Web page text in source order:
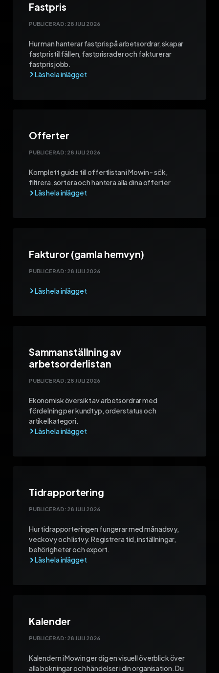
Fastpris
PUBLICERAD: 28 JULI 2026
Hur man hanterar fastpris på arbetsordrar, skapar
fastpristillfällen, fastprisrader och fakturerar
fastprisjobb.
Offerter
PUBLICERAD: 28 JULI 2026
Komplett guide till offertlistan i Mowin - sök,
filtrera, sortera och hantera alla dina offerter
Fakturor (gamla hemvyn)
PUBLICERAD: 28 JULI 2026
Sammanställning av
arbetsorderlistan
PUBLICERAD: 28 JULI 2026
Ekonomisk översikt av arbetsordrar med
fördelning per kundtyp, orderstatus och
artikelkategori.
Tidrapportering
PUBLICERAD: 28 JULI 2026
Hur tidrapporteringen fungerar med månadsvy,
veckovy och listvy. Registrera tid, inställningar,
behörigheter och export.
Kalender
PUBLICERAD: 28 JULI 2026
Kalendern i Mowin ger dig en visuell överblick över
alla bokningar och händelser i din organisation. Du